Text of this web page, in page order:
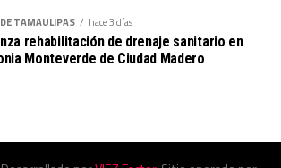
TAMAULIPAS hace 3 días
rehabilitación de drenaje sanitario en
Monteverde de Ciudad Madero